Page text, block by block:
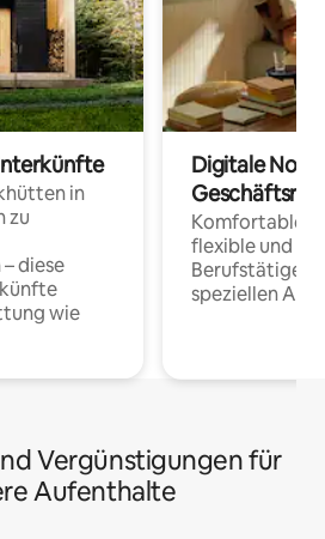
in
zu
diese
wie
Digitale
Komfortable
flexible und
Berufstätige
speziellen
Vergünstigungen für
Aufenthalte